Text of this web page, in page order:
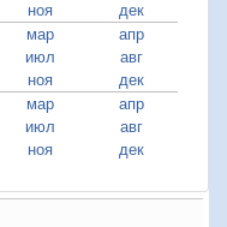
ноя
дек
мар
апр
июл
авг
ноя
дек
мар
апр
июл
авг
ноя дек